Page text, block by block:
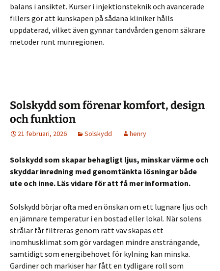
balans i ansiktet. Kurser i injektionsteknik och avancerade
fillers gör att kunskapen på sådana kliniker hålls
uppdaterad, vilket även gynnar tandvården genom säkrare
metoder runt munregionen.
Solskydd som förenar komfort, design
och funktion
21 februari, 2026 Solskydd henry
Solskydd som skapar behagligt ljus, minskar värme och
skyddar inredning med genomtänkta lösningar både
ute och inne. Läs vidare för att få mer information.
Solskydd börjar ofta med en önskan om ett lugnare ljus och
en jämnare temperatur i en bostad eller lokal. När solens
strålar får filtreras genom rätt väv skapas ett
inomhusklimat som gör vardagen mindre ansträngande,
samtidigt som energibehovet för kylning kan minska.
Gardiner och markiser har fått en tydligare roll som